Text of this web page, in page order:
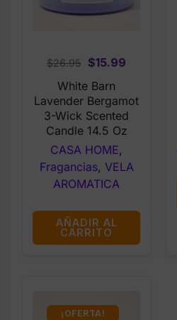
$26.95 Original
price
was:
$26.95.
$15.99
is:
$15.99.
White Barn
Lavender Bergamot
3-Wick Scented
Candle 14.5 Oz
CASA HOME,
Fragancias, VELA
AROMATICA
AÑADIR AL
CARRITO
¡OFERTA!